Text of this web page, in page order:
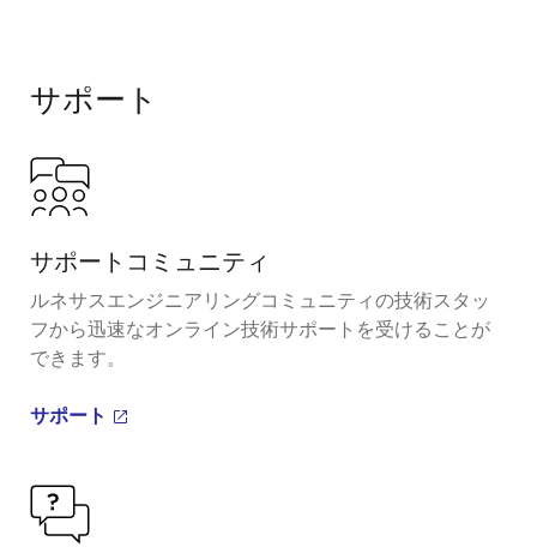
サポート
サポートコミュニティ
ルネサスエンジニアリングコミュニティの技術スタッ
フから迅速なオンライン技術サポートを受けることが
できます。
サポート